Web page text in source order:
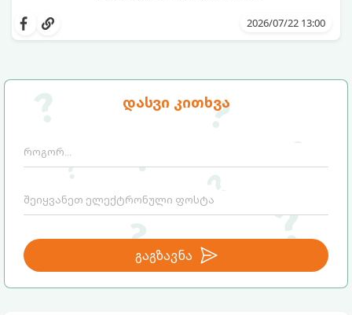
დასვი კითხვა
გაგზავნა
შემოქმედებითი და სასარგებლო
ხელთ: ინტერნეტი, სმარტფონი, ფურცელი
თანაბრად ავითარებს გონებასა და
2026/07/22 13:00